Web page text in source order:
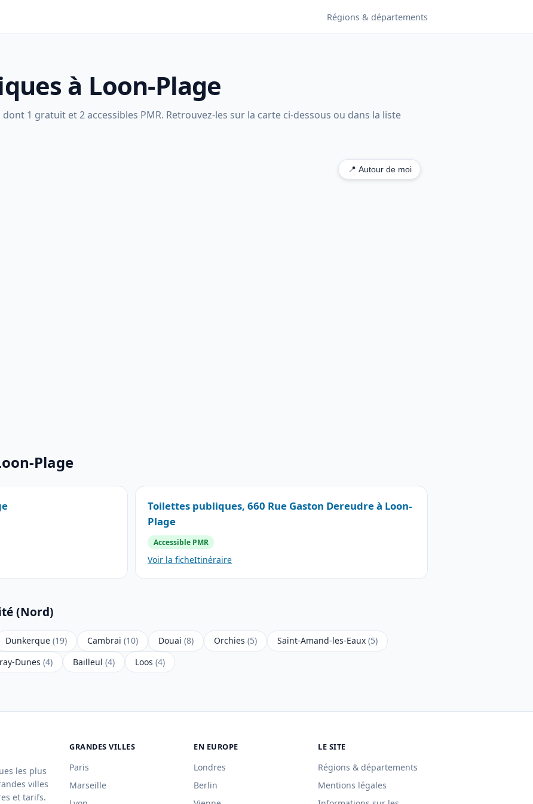
Régions & départements
à Loon-Plage
dont 1 gratuit et 2 accessibles PMR. Retrouvez-les sur la carte ci-dessous ou dans la liste
📍 Autour de moi
Plage
Toilettes publiques, 660 Rue Gaston Dereudre à Loon-
Plage
Accessible PMR
Voir la ficheItinéraire
(Nord)
Dunkerque (19) Cambrai (10) Douai (8) Orchies (5) Saint-Amand-les-Eaux (5)
Dunes (4) Bailleul (4) Loos (4)
les plus
villes
et tarifs.
GRANDES VILLES
Paris
Marseille
EN EUROPE
Londres
Berlin
LE SITE
Régions & départements
Mentions légales